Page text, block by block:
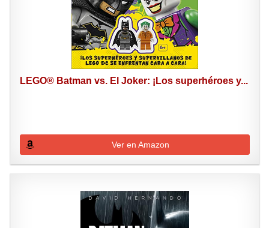
LEGO® Batman vs. El Joker: ¡Los superhéroes y...
Ver en Amazon